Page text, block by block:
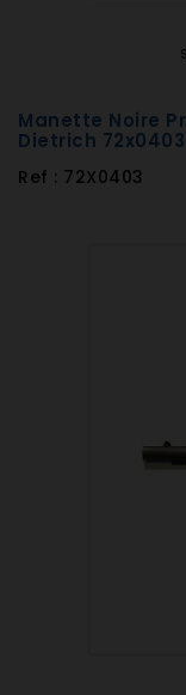
Manette Noire
Dietrich 72x0403
Ref : 72X0403